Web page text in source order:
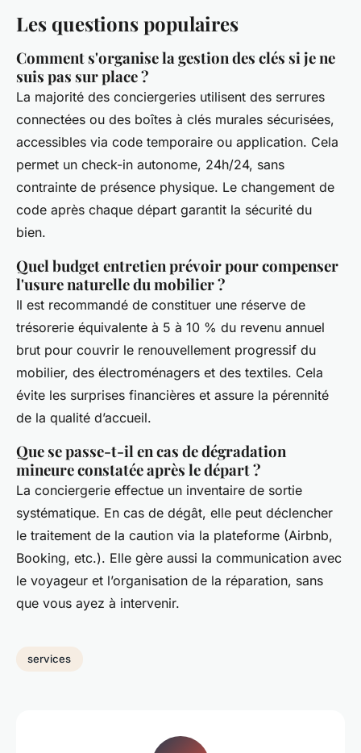
Les questions populaires
Comment s'organise la gestion des clés si je ne
suis pas sur place ?
La majorité des conciergeries utilisent des serrures
connectées ou des boîtes à clés murales sécurisées,
accessibles via code temporaire ou application. Cela
permet un check-in autonome, 24h/24, sans
contrainte de présence physique. Le changement de
code après chaque départ garantit la sécurité du
bien.
Quel budget entretien prévoir pour compenser
l'usure naturelle du mobilier ?
Il est recommandé de constituer une réserve de
trésorerie équivalente à 5 à 10 % du revenu annuel
brut pour couvrir le renouvellement progressif du
mobilier, des électroménagers et des textiles. Cela
évite les surprises financières et assure la pérennité
de la qualité d’accueil.
Que se passe-t-il en cas de dégradation
mineure constatée après le départ ?
La conciergerie effectue un inventaire de sortie
systématique. En cas de dégât, elle peut déclencher
le traitement de la caution via la plateforme (Airbnb,
Booking, etc.). Elle gère aussi la communication avec
le voyageur et l’organisation de la réparation, sans
que vous ayez à intervenir.
services